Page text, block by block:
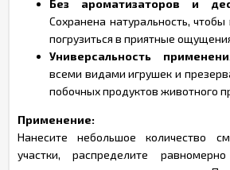
Без ароматизаторов и
Сохранена натуральность,
погрузиться в приятные
Универсальность
всеми видами игрушек и
побочных продуктов животного
Применение:
Нанесите небольшое количество
участки, распределите